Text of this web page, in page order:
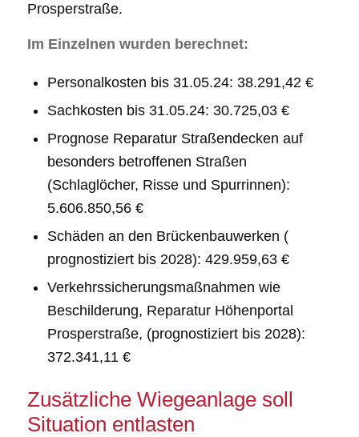
Prosperstraße.
Im Einzelnen wurden berechnet:
Personalkosten bis 31.05.24: 38.291,42 €
Sachkosten bis 31.05.24: 30.725,03 €
Prognose Reparatur Straßendecken auf
besonders betroffenen Straßen
(Schlaglöcher, Risse und Spurrinnen):
5.606.850,56 €
Schäden an den Brückenbauwerken (
prognostiziert bis 2028): 429.959,63 €
Verkehrssicherungsmaßnahmen wie
Beschilderung, Reparatur Höhenportal
Prosperstraße, (prognostiziert bis 2028):
372.341,11 €
Zusätzliche Wiegeanlage soll
Situation entlasten